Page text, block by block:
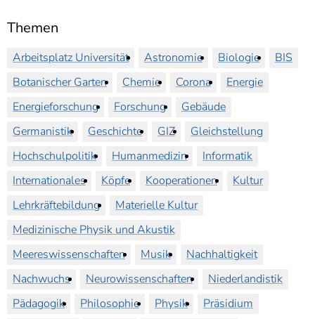
Themen
Arbeitsplatz Universität Astronomie Biologie
BIS
Botanischer Garten
Chemie Corona
Energie
Energieforschung
Forschung
Gebäude
Germanistik
Geschichte GIZ
Gleichstellung
Hochschulpolitik
Humanmedizin
Informatik
Internationales
Köpfe Kooperationen
Kultur
Lehrkräftebildung
Materielle Kultur
Medizinische Physik und Akustik
Meereswissenschaften
Musik
Nachhaltigkeit
Nachwuchs
Neurowissenschaften
Niederlandistik
Pädagogik
Philosophie Physik
Präsidium